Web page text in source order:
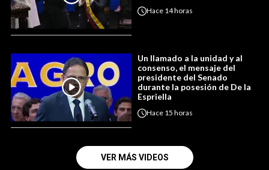
Hace 14 horas
Un llamado a la unidad y al
consenso, el mensaje del
presidente del Senado
durante la posesión de De la
Espriella
Hace 15 horas
VER MÁS VIDEOS